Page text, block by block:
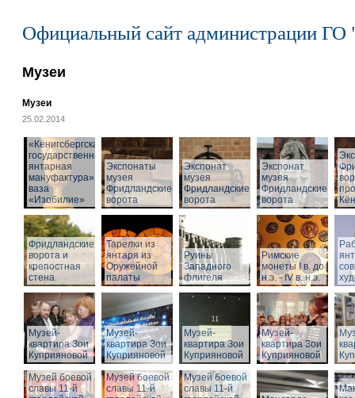
Официальный сайт администрации ГО
Музеи
Музеи
25.02.2014
«Кёнигсбергская
государственная
янтарная
мануфактура» -
ваза
«Изобилие»
Экспонаты
музея
Фридландские
ворота
Экспонат
музея
Фридландские
ворота
Экспонат
музея
Фридландские
ворота
Фридландские
ворота и
крепостная
стена
Тарелки из
янтаря из
Оружейной
палаты
Руины
Западного
флигеля
Римские
монеты I в. до
н.э. - IV в. н.э.
Музей-
квартира Зои
Куприяновой
Музей-
квартира Зои
Куприяновой
Музей-
квартира Зои
Куприяновой
Музей-
квартира Зои
Куприяновой
Музей боевой
славы 11-й
Музей боевой
славы 11-й
Музей боевой
славы 11-й